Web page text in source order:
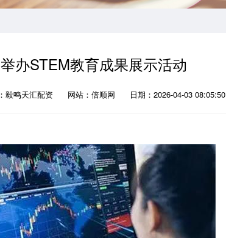
办STEM教育成果展示活动
毅鸣天汇配资 网站：倍顺网 日期：2026-04-03 08:05:50